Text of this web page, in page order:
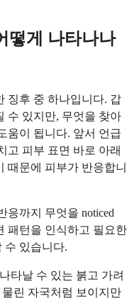
떻게 나타나나
징후 중 하나입니다. 갑
수 있지만, 무엇을 찾아
움이 됩니다. 앞서 언급
고 피부 표면 바로 아래
때문에 피부가 반응합니
응까지 무엇을 noticed
패턴을 인식하고 필요한
수 있습니다.
타날 수 있는 붉고 가려
린 자국처럼 보이지만